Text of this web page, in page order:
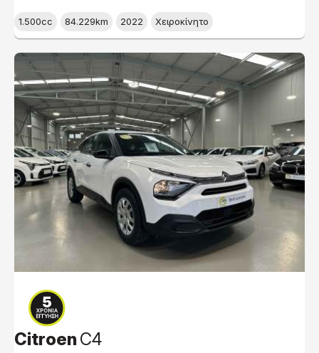
1.500cc 84.229km 2022 Χειροκίνητο
CitroenC4